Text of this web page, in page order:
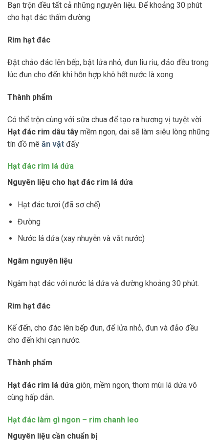
Bạn trộn đều tất cả những nguyên liệu. Để khoảng 30 phút
cho hạt đác thấm đường
Rim hạt đác
Đặt chảo đác lên bếp, bật lửa nhỏ, đun liu riu, đảo đều trong
lúc đun cho đến khi hỗn hợp khô hết nước là xong
Thành phẩm
Có thể trộn cùng với sữa chua để tạo ra hương vị tuyệt vời.
Hạt đác rim dâu tây mềm ngon, dai sẽ làm siêu lòng những
tín đồ mê ăn vặt đấy
Hạt đác rim lá dứa
Nguyên liệu cho hạt đác rim lá dứa
Hạt đác tươi (đã sơ chế)
Đường
Nước lá dứa (xay nhuyễn và vắt nước)
Ngâm nguyên liệu
Ngâm hạt đác với nước lá dứa và đường khoảng 30 phút.
Rim hạt đác
Kế đến, cho đác lên bếp đun, để lửa nhỏ, đun và đảo đều
cho đến khi cạn nước.
Thành phẩm
Hạt đác rim lá dứa giòn, mềm ngon, thơm mùi lá dứa vô
cùng hấp dẫn.
Hạt đác làm gì ngon – rim chanh leo
Nguyên liệu cần chuẩn bị